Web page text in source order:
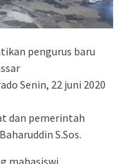
pengurus baru
Senin, 22 juni 2020
dan pemerintah
S.Sos.
mahasiswi